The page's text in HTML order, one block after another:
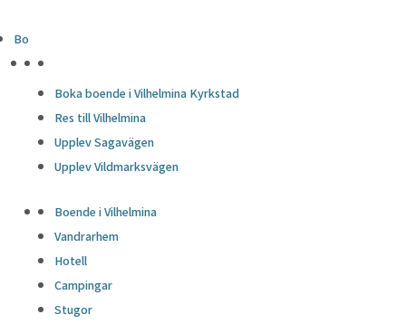
Bo
Boka boende i Vilhelmina Kyrkstad
Res till Vilhelmina
Upplev Sagavägen
Upplev Vildmarksvägen
Boende i Vilhelmina
Vandrarhem
Hotell
Campingar
Stugor